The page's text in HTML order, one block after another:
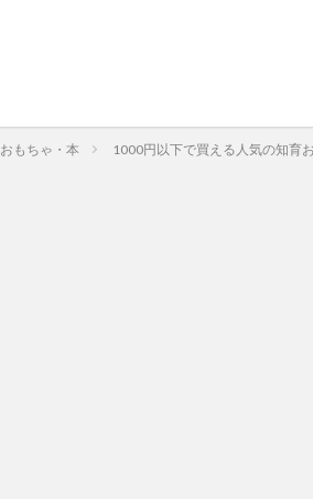
おもちゃ・本 1000円以下で買える人気の知育